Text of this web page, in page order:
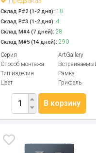
Склад Р#2 (1-2 дня): 10
Склад Р#3 (1-2 дня): 4
Склад М#4 (7 дней): 28
Склад М#5 (14 дней): 290
Серия
ArtGallery
Способ монтажа
Тип изделия
Рамка
Цвет
Грифель
В корзину